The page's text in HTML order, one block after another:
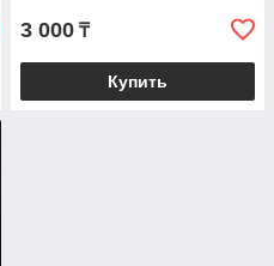
3 000 ₸
Купить